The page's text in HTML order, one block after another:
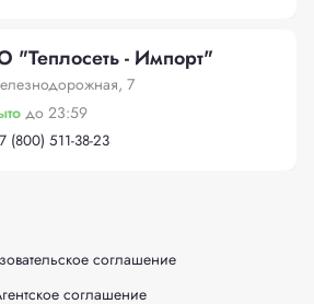
- Импорт"
7
до 23:59
7 (800) 511-38-23
соглашение
соглашение